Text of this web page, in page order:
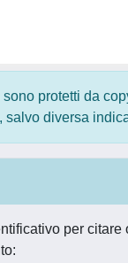
sono protetti da
salvo diversa
per citare